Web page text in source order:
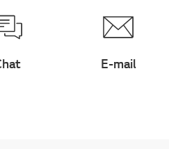
E-mail